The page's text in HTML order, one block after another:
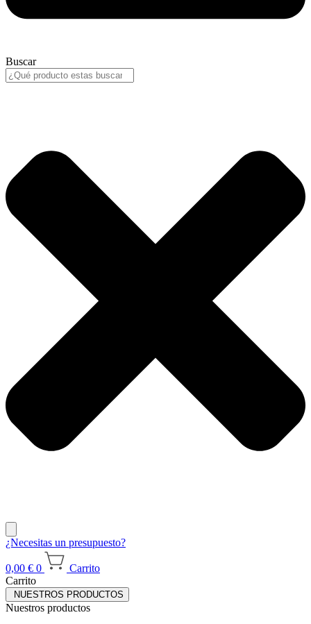
Buscar
¿Necesitas un presupuesto?
0,00 € 0
Carrito
Carrito
NUESTROS PRODUCTOS
Nuestros productos